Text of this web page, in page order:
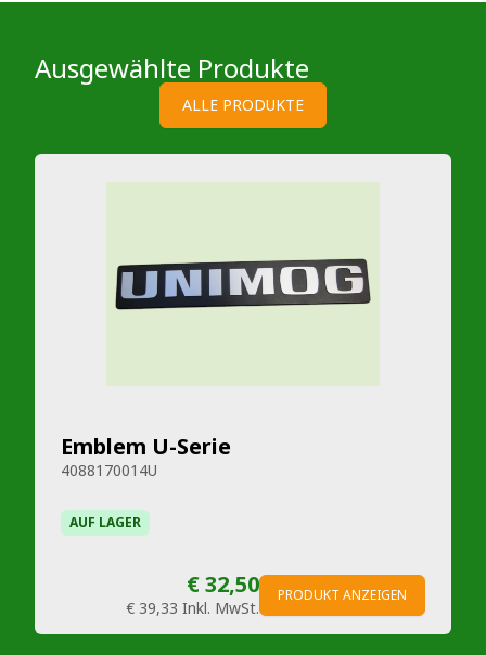
Ausgewählte Produkte
ALLE PRODUKTE
Emblem U-Serie
4088170014U
AUF LAGER
€ 32,50
€ 39,33 Inkl. MwSt.
PRODUKT ANZEIGEN